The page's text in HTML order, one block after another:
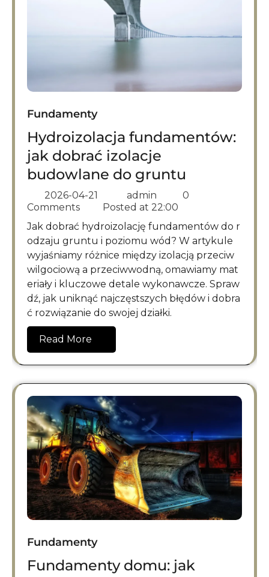
Fundamenty
Hydroizolacja fundamentów:
jak dobrać izolacje
budowlane do gruntu
2026-04-21 admin
0
Comments
Posted at 22:00
Jak dobrać hydroizolację fundamentów do r
odzaju gruntu i poziomu wód? W artykule
wyjaśniamy różnice między izolacją przeciw
wilgociową a przeciwwodną, omawiamy mat
eriały i kluczowe detale wykonawcze. Spraw
dź, jak uniknąć najczęstszych błędów i dobra
ć rozwiązanie do swojej działki.
Read More
Fundamenty
Fundamenty domu: jak